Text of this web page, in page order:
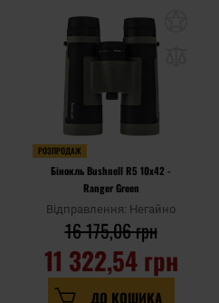
РОЗПРОДАЖ
Бінокль Bushnell R5 10x42 -
Ranger Green
Відправлення: Негайно
11 322,54 грн
16 175,06 грн
ДО КОШИКА